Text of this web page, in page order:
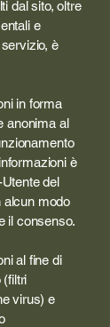
dal sito, oltre
e
è
in forma
anonima al
è
del
alcun modo
il consenso.
al fine di
(filtri
virus) e